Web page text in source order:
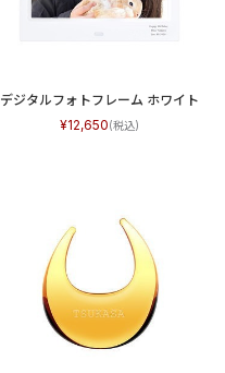
デジタルフォトフレーム ホワイト
12,650